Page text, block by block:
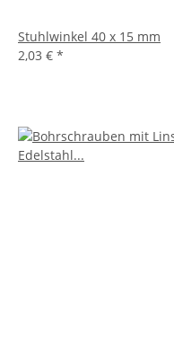
Stuhlwinkel 40 x 15 mm
2,03 € *